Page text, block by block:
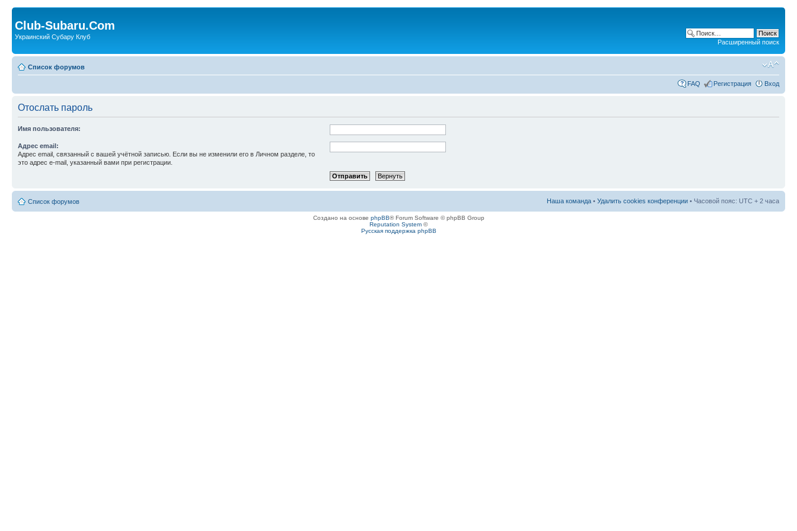
Club-Subaru.Com
Украинский Субару Клуб
Расширенный поиск
Список форумов
FAQ Регистрация Вход
Отослать пароль
Имя пользователя:
Адрес email:
Адрес email, связанный с вашей учётной записью. Если вы не изменили его в Личном разделе, то
это адрес e-mail, указанный вами при регистрации.
Список форумов Наша команда • Удалить cookies конференции • Часовой пояс: UTC + 2 часа
Создано на основе phpBB® Forum Software © phpBB Group
Reputation System ©
Русская поддержка phpBB